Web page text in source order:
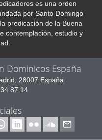
es una orden
por Santo Domingo
predicación de la Buena
contemplación, estudio y
Dominicos España
28007 España
87 14